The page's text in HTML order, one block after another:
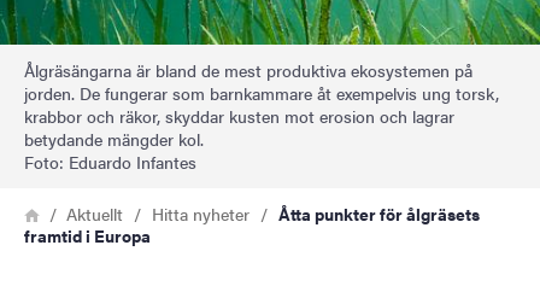
Ålgräsängarna är bland de mest produktiva ekosystemen på
jorden. De fungerar som barnkammare åt exempelvis ung torsk,
krabbor och räkor, skyddar kusten mot erosion och lagrar
betydande mängder kol.
Foto: Eduardo Infantes
Länkstig
HemAktuellt Hitta nyheter
Åtta punkter för ålgräsets
framtid i Europa